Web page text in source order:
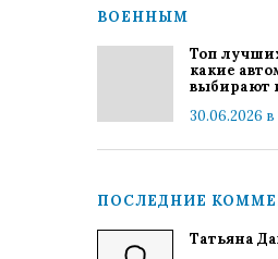
ВОЕННЫМ
Топ
какие
выбирают
30.06.2026 в
ПОСЛЕДНИЕ
Татьяна